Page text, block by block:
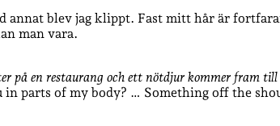
annat blev jag klippt. Fast mitt hår är
man vara.
på en restaurang och ett nötdjur kommer fram till
parts of my body? … Something off the